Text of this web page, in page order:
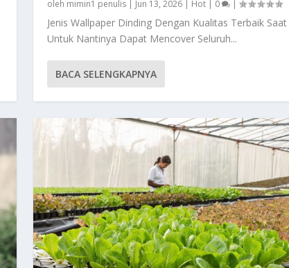
oleh mimin1 penulis| Jun 13, 2026| Hot| 0 |
Jenis Wallpaper Dinding Dengan Kualitas Terbaik
Untuk Nantinya Dapat Mencover Seluruh...
BACA SELENGKAPNYA